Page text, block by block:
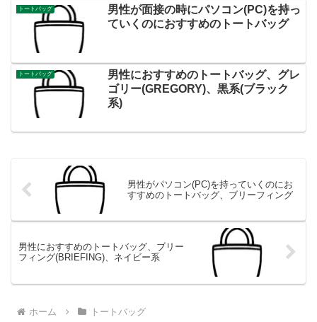
トートバッグ
男性が面接の時にパソコン(PC)を持っ
ていくのにおすすめのトートバッグ
トートバッグ
男性におすすめのトートバッグ、グレ
ゴリー(GREGORY)、黒系(ブラック
系)
男性がパソコン(PC)を持っていくのにお
すすめのトートバッグ、ブリーフィング
男性におすすめのトートバッグ、ブリー
フィング(BRIEFING)、ネイビー系
ホーム トートバッグ